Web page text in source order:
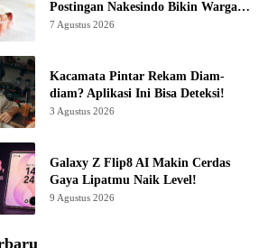
Postingan Nakesindo Bikin Warganet
Murka
7 Agustus 2026
Kacamata Pintar Rekam Diam-
diam? Aplikasi Ini Bisa Deteksi!
3 Agustus 2026
Galaxy Z Flip8 AI Makin Cerdas
Gaya Lipatmu Naik Level!
9 Agustus 2026